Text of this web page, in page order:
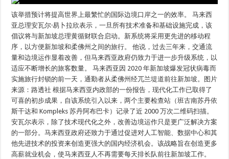
该举措预计将提高世界上最繁忙的国际边境口岸之一的效率。 马来西
亚总理安瓦尔·易卜拉欣表示，一旦所有技术准备和基础设施完成，该
倡议将与新加坡总理黄循财联合启动。新系统将采用更先进的移动程
序，以方便新加坡和柔佛州之间的旅行。 他说，过去三年来，交通流
量和边境运作显着改善，但马来西亚政府仍致力于进一步升级系统，以
适应不断增长的旅客数量。 马来西亚因 2020 年新加坡爆发冠状病毒而
实施旅行封锁的前一天，通勤者从柔佛州经兀兰堤道前往新加坡。图片
来源：路透社 根据马来西亚内政部的一份报告，现代化工作已取得了
可喜的初步成果，自该系统引入以来，两个主要检查站（班古南苏丹依
斯干达和 Kompleks 苏丹阿布巴卡）记录了近 2000 万次二维码扫描。
安瓦尔表示，除了技术现代化之外，改善边境运作只是更广泛解决方案
的一部分。马来西亚政府还致力于通过促进对人工智能、数据中心和其
他先进技术的投资来创造更强大的国内经济机会。该战略旨在创造更多
高薪就业机会，使马来西亚人不再需要每天排长队前往新加坡工作。